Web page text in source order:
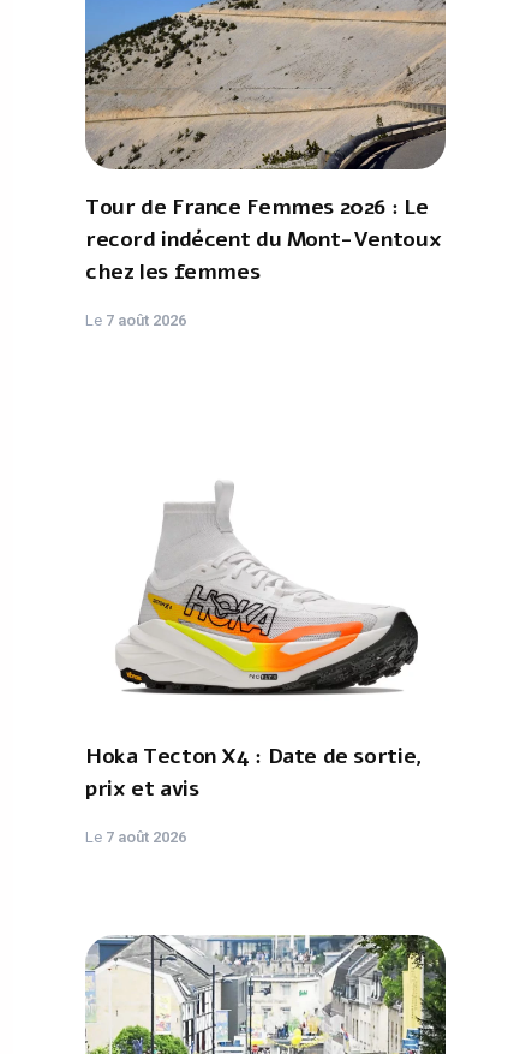
Tour de France Femmes 2026 : Le
record indécent du Mont-Ventoux
chez les femmes
Le 7 août 2026
Hoka Tecton X4 : Date de sortie,
prix et avis
Le 7 août 2026